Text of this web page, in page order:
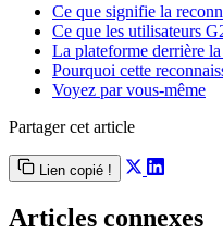
Ce que signifie la
Ce que les utilisateurs
La plateforme derrière
Pourquoi cette
Voyez par vous-même
Partager cet article
Lien copié !
Articles connexes